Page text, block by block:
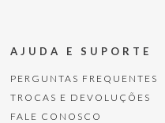
AJUDA E SUPORTE
PERGUNTAS FREQUENTES
TROCAS E DEVOLUÇÕES
FALE CONOSCO